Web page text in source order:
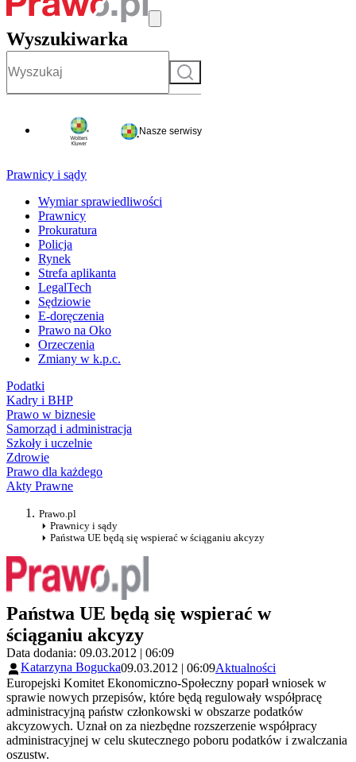
Wyszukiwarka
Szukaj
Nasze serwisy
Prawnicy i sądy
Wymiar sprawiedliwości
Prawnicy
Prokuratura
Policja
Rynek
Strefa aplikanta
LegalTech
Sędziowie
E-doręczenia
Prawo na Oko
Orzeczenia
Zmiany w k.p.c.
Podatki
Kadry i BHP
Prawo w biznesie
Samorząd i administracja
Szkoły i uczelnie
Zdrowie
Prawo dla każdego
Akty Prawne
Prawo.pl
Prawnicy i sądy
Państwa UE będą się wspierać w ściąganiu akcyzy
Państwa UE będą się wspierać w
ściąganiu akcyzy
Data dodania: 09.03.2012 | 06:09
Katarzyna Bogucka09.03.2012 | 06:09Aktualności
Europejski Komitet Ekonomiczno-Społeczny poparł wniosek w
sprawie nowych przepisów, które będą regulowały współpracę
administracyjną państw członkowski w obszarze podatków
akcyzowych. Uznał on za niezbędne rozszerzenie współpracy
administracyjnej w celu skutecznego poboru podatków i zwalczania
oszustw.